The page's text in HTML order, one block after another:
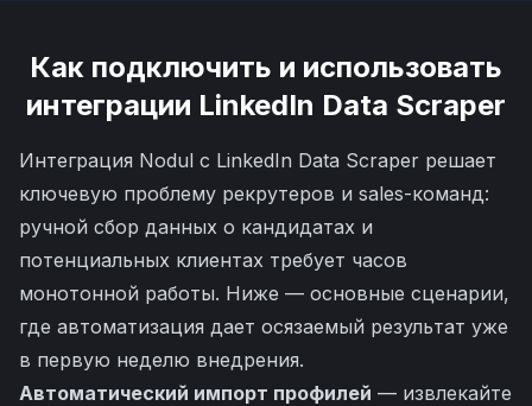
Как подключить и использовать
интеграции LinkedIn Data Scraper
Интеграция Nodul с LinkedIn Data Scraper решает
ключевую проблему рекрутеров и sales-команд:
ручной сбор данных о кандидатах и
потенциальных клиентах требует часов
монотонной работы. Ниже — основные сценарии,
где автоматизация дает осязаемый результат уже
в первую неделю внедрения.
Автоматический импорт профилей — извлекайте